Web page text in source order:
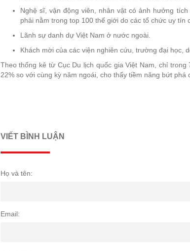
Nghệ sĩ, vận động viên, nhân vật có ảnh hưởng
phải nằm trong top 100 thế giới do các tổ chức uy
Lãnh sự danh dự Việt Nam ở nước ngoài.
Khách mời của các viện nghiên cứu, trường đại học,
Theo thống kê từ Cục Du lịch quốc gia Việt Nam, chỉ
22% so với cùng kỳ năm ngoái, cho thấy tiềm năng bứt
VIẾT BÌNH LUẬN
Họ và tên:
Email: